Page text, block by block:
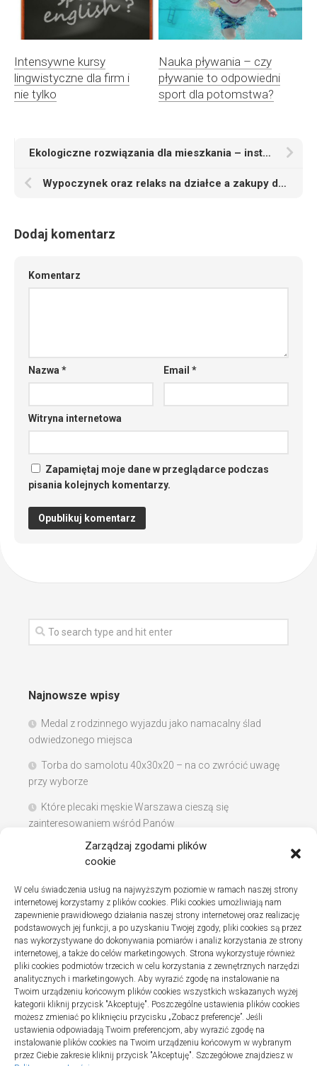
Zarządzaj zgodami plików
cookie
W celu świadczenia usług na najwyższym poziomie w ramach naszej strony
internetowej korzystamy z plików cookies. Pliki cookies umożliwiają nam
zapewnienie prawidłowego działania naszej strony internetowej oraz realizację
podstawowych jej funkcji, a po uzyskaniu Twojej zgody, pliki cookies są przez
nas wykorzystywane do dokonywania pomiarów i analiz korzystania ze strony
internetowej, a także do celów marketingowych. Strona wykorzystuje również
pliki cookies podmiotów trzecich w celu korzystania z zewnętrznych narzędzi
analitycznych i marketingowych. Aby wyrazić zgodę na instalowanie na
Twoim urządzeniu końcowym plików cookies wszystkich wskazanych wyżej
kategorii kliknij przycisk "Akceptuję". Poszczególne ustawienia plików cookies
możesz zmieniać po kliknięciu przycisku „Zobacz preferencje”. Jeśli
ustawienia odpowiadają Twoim preferencjom, aby wyrazić zgodę na
instalowanie plików cookies na Twoim urządzeniu końcowym w wybranym
przez Ciebie zakresie kliknij przycisk "Akceptuję". Szczegółowe znajdziesz w
Intensywne kursy
lingwistyczne dla firm i
nie tylko
Nauka pływania – czy
pływanie to odpowiedni
sport dla potomstwa?
Ekologiczne rozwiązania dla mieszkania – instalacje fotowoltaiczne
Wypoczynek oraz relaks na działce a zakupy do ogrodu
Dodaj komentarz
Komentarz
Nazwa* Email*
Witryna internetowa
Zapamiętaj moje dane w przeglądarce podczas
pisania kolejnych komentarzy.
Najnowsze wpisy
Medal z rodzinnego wyjazdu jako namacalny ślad
odwiedzonego miejsca
Torba do samolotu 40x30x20 – na co zwrócić uwagę
przy wyborze
Które plecaki męskie Warszawa cieszą się
zainteresowaniem wśród Panów
Instalacje sanitarne w szpitalach – jak wybrać dobrą
Na co zwracać uwagę podczas szukania noclegów
nad Bałtykiem
Najnowsze komentarze
GosiaoFizjoterapia – jak ekspresowo przywrócić
sprawność po urazie?